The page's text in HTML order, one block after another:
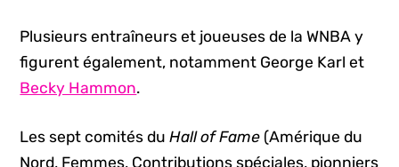
Plusieurs entraîneurs et joueuses de la WNBA y
figurent également, notamment George Karl et
Becky Hammon.
Les sept comités duHall of Fame (Amérique du
Nord, Femmes, Contributions spéciales, pionniers